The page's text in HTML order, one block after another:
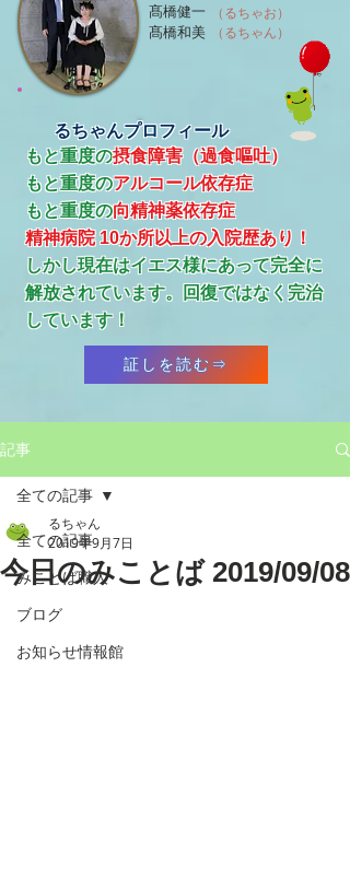
（るちゃお）
（るちゃん）
髙橋健一
髙橋和美
るちゃんプロフィール
もと重度の摂食障害（過食嘔吐）
もと重度のアルコール依存症
​もと重度の向精神薬依存症
精神病院 10か所以上の入院歴あり！
​しかし現在はイエス様にあって完全に
解放されています。回復ではなく完治
しています！
証しを読む⇒
記事
全ての記事
みことば職人
ブログ
お知らせ情報館
全ての記事
今日のみことば 2019/09/08
るちゃん
2019年9月7日